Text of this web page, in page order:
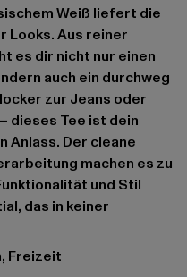
Weiß liefert die
Looks. Aus reiner
es dir nicht nur einen
auch ein durchweg
zur Jeans oder
dieses Tee ist dein
Anlass. Der cleane
machen es zu
und Stil
das in keiner
Freizeit